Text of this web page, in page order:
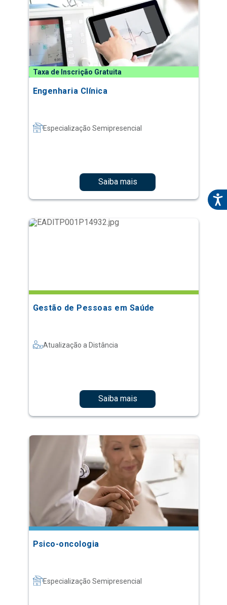
Taxa de Inscrição Gratuita
Engenharia Clínica
Especialização Semipresencial
Saiba mais
Gestão de Pessoas em Saúde
Atualização a Distância
Saiba mais
Psico-oncologia
Especialização Semipresencial